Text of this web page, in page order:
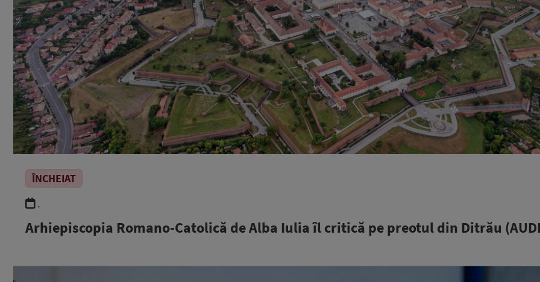
ÎNCHEIAT
.
Arhiepiscopia Romano-Catolică de Alba Iulia îl critică pe preotul din Ditrău